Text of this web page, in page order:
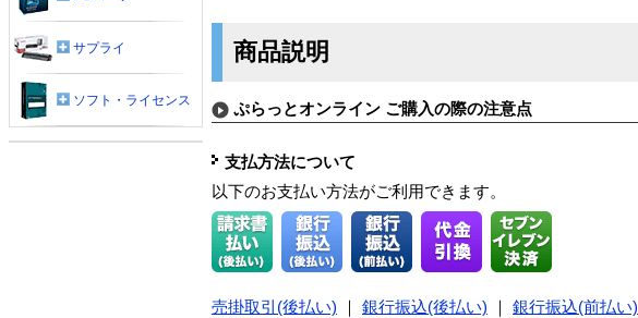
商品説明
ぷらっとオンライン ご購入の際の注意点
支払方法について
以下のお支払い方法がご利用できます。
売掛取引(後払い) 銀行振込(後払い) 銀行振込(前払い)
サプライ
ソフト・ライセンス